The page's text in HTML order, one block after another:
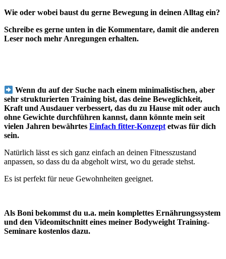
Wie oder wobei baust du gerne Bewegung in deinen Alltag ein?
Schreibe es gerne unten in die Kommentare, damit die anderen
Leser noch mehr Anregungen erhalten.
Wenn du auf der Suche nach einem minimalistischen, aber
sehr strukturierten Training bist, das deine Beweglichkeit,
Kraft und Ausdauer verbessert, das du zu Hause mit oder auch
ohne Gewichte durchführen kannst, dann könnte mein seit
vielen Jahren bewährtes Einfach fitter-Konzept etwas für dich
sein.
Natürlich lässt es sich ganz einfach an deinen Fitnesszustand
anpassen, so dass du da abgeholt wirst, wo du gerade stehst.
Es ist perfekt für neue Gewohnheiten geeignet.
Als Boni bekommst du u.a. mein komplettes Ernährungssystem
und den Videomitschnitt eines meiner Bodyweight Training-
Seminare kostenlos dazu.